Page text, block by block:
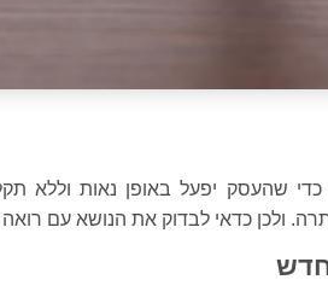
כדי שהעסק יפעל באופן נאות וללא
ולכן כדאי לבדוק את הנושא עם